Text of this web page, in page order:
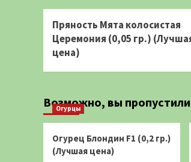
Пряность Мята колосистая
Церемония (0,05 гр.)
цена)
Возможно, вы
Огурцы
Огурец Блондин F1 (0,2 гр.)
(Лучшая цена)